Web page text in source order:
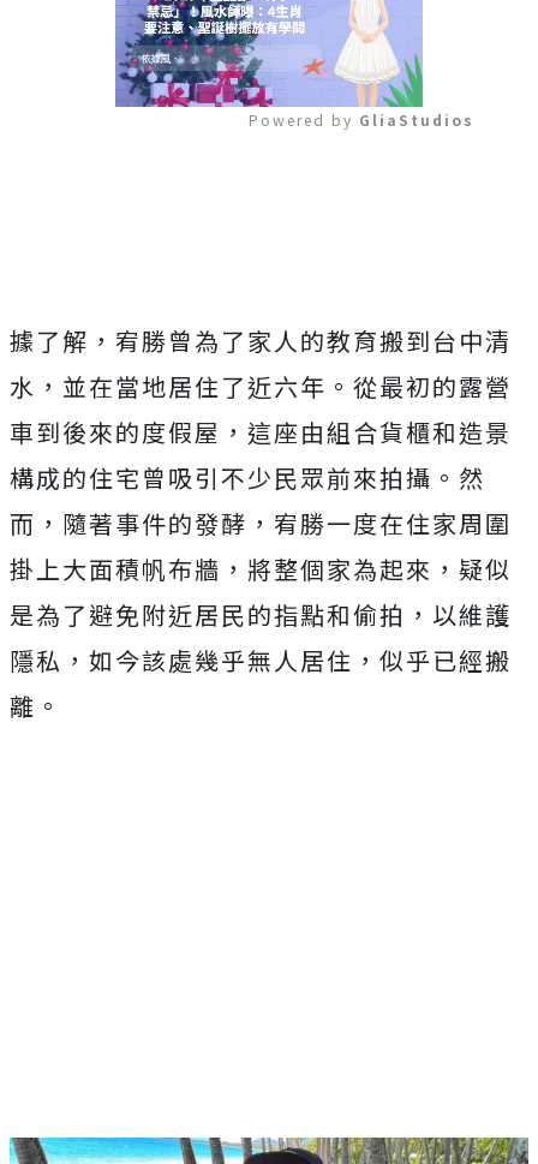
Powered by GliaStudios
據了解，宥勝曾為了家人的教育搬到台中清
水，並在當地居住了近六年。從最初的露營
車到後來的度假屋，這座由組合貨櫃和造景
構成的住宅曾吸引不少民眾前來拍攝。然
而，隨著事件的發酵，宥勝一度在住家周圍
掛上大面積帆布牆，將整個家為起來，疑似
是為了避免附近居民的指點和偷拍，以維護
隱私，如今該處幾乎無人居住，似乎已經搬
離。